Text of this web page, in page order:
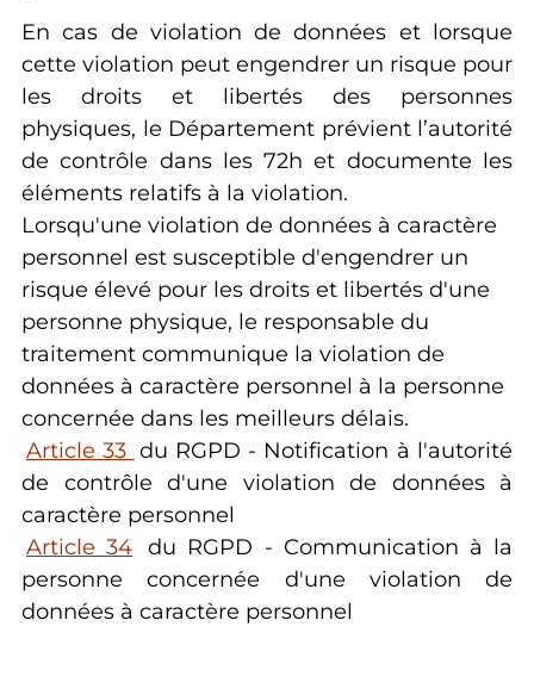
En cas de violation de données et lorsque
cette violation peut engendrer un risque pour
les droits et libertés des personnes
physiques, le Département prévient l’autorité
de contrôle dans les 72h et documente les
éléments relatifs à la violation.
Lorsqu'une violation de données à caractère
personnel est susceptible d'engendrer un
risque élevé pour les droits et libertés d'une
personne physique, le responsable du
traitement communique la violation de
données à caractère personnel à la personne
concernée dans les meilleurs délais.
Article 33 du RGPD - Notification à l'autorité
de contrôle d'une violation de données à
caractère personnel
Article 34 du RGPD - Communication à la
personne concernée d'une violation de
données à caractère personnel